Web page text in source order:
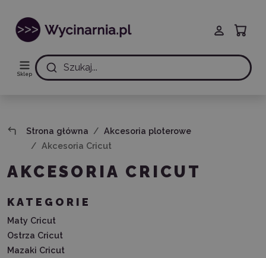
Sklep
Szukaj...
Strona główna
Akcesoria ploterowe
Akcesoria Cricut
AKCESORIA CRICUT
KATEGORIE
Maty Cricut
Ostrza Cricut
Mazaki Cricut